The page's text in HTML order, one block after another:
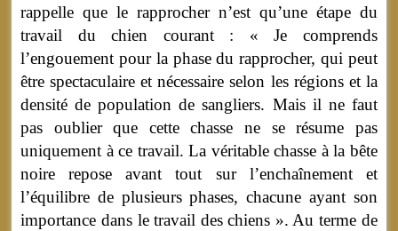
rappelle que le rapprocher n’est qu’une étape du
travail du chien courant : « Je comprends
l’engouement pour la phase du rapprocher, qui peut
être spectaculaire et nécessaire selon les régions et la
densité de population de sangliers. Mais il ne faut
pas oublier que cette chasse ne se résume pas
uniquement à ce travail. La véritable chasse à la bête
noire repose avant tout sur l’enchaînement et
l’équilibre de plusieurs phases, chacune ayant son
importance dans le travail des chiens ». Au terme de